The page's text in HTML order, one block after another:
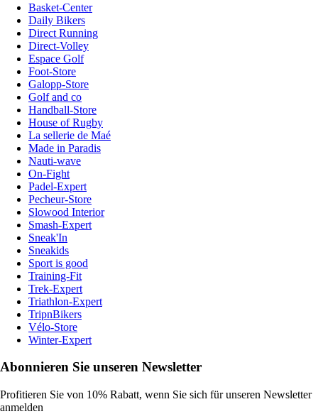
Basket-Center
Daily Bikers
Direct Running
Direct-Volley
Espace Golf
Foot-Store
Galopp-Store
Golf and co
Handball-Store
House of Rugby
La sellerie de Maé
Made in Paradis
Nauti-wave
On-Fight
Padel-Expert
Pecheur-Store
Slowood Interior
Smash-Expert
Sneak'In
Sneakids
Sport is good
Training-Fit
Trek-Expert
Triathlon-Expert
TripnBikers
Vélo-Store
Winter-Expert
Abonnieren Sie unseren Newsletter
Profitieren Sie von 10% Rabatt, wenn Sie sich für unseren Newsletter
anmelden